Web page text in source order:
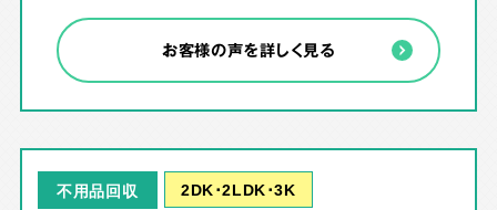
お客様の声を詳しく見る
不用品回収 2DK･2LDK･3K